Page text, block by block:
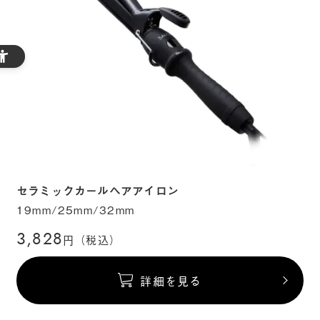
セラミックカールヘアアイロン
19mm/25mm/32mm
3,828円（税込）
詳細を見る